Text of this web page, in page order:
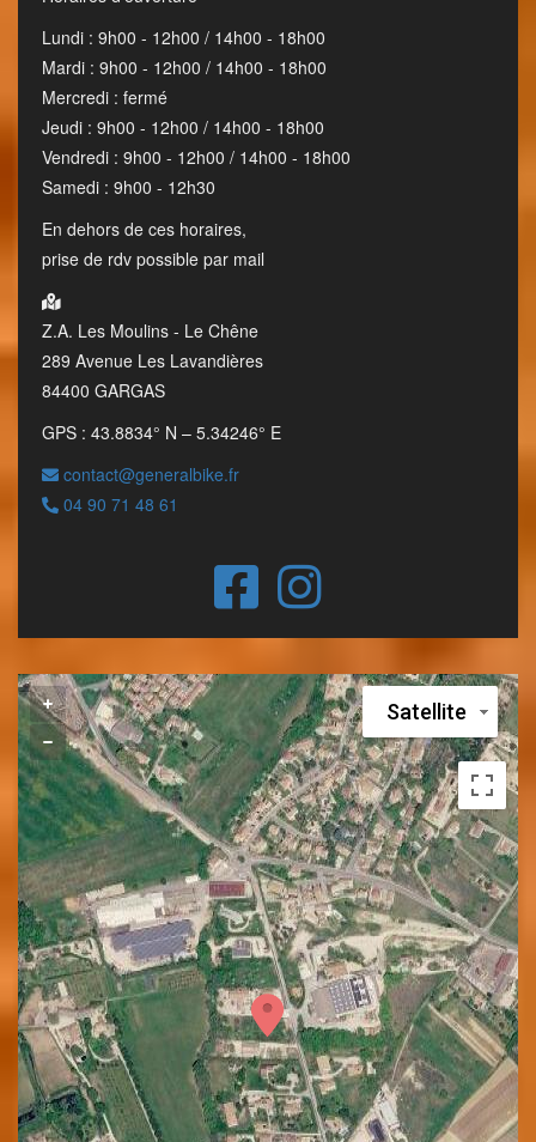
Lundi : 9h00 - 12h00 / 14h00 - 18h00
Mardi : 9h00 - 12h00 / 14h00 - 18h00
Mercredi : fermé
Jeudi : 9h00 - 12h00 / 14h00 - 18h00
Vendredi : 9h00 - 12h00 / 14h00 - 18h00
Samedi : 9h00 - 12h30
En dehors de ces horaires,
prise de rdv possible par mail
Z.A. Les Moulins - Le Chêne
289 Avenue Les Lavandières
84400 GARGAS
GPS : 43.8834° N – 5.34246° E
contact@generalbike.fr
04 90 71 48 61
Satellite